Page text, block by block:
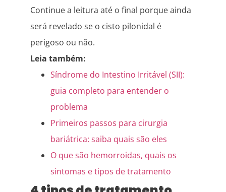
Continue a leitura até o final porque ainda
será revelado se o cisto pilonidal é
perigoso ou não.
Leia também:
Síndrome do Intestino Irritável (SII):
guia completo para entender o
problema
Primeiros passos para cirurgia
bariátrica: saiba quais são eles
O que são hemorroidas, quais os
sintomas e tipos de tratamento